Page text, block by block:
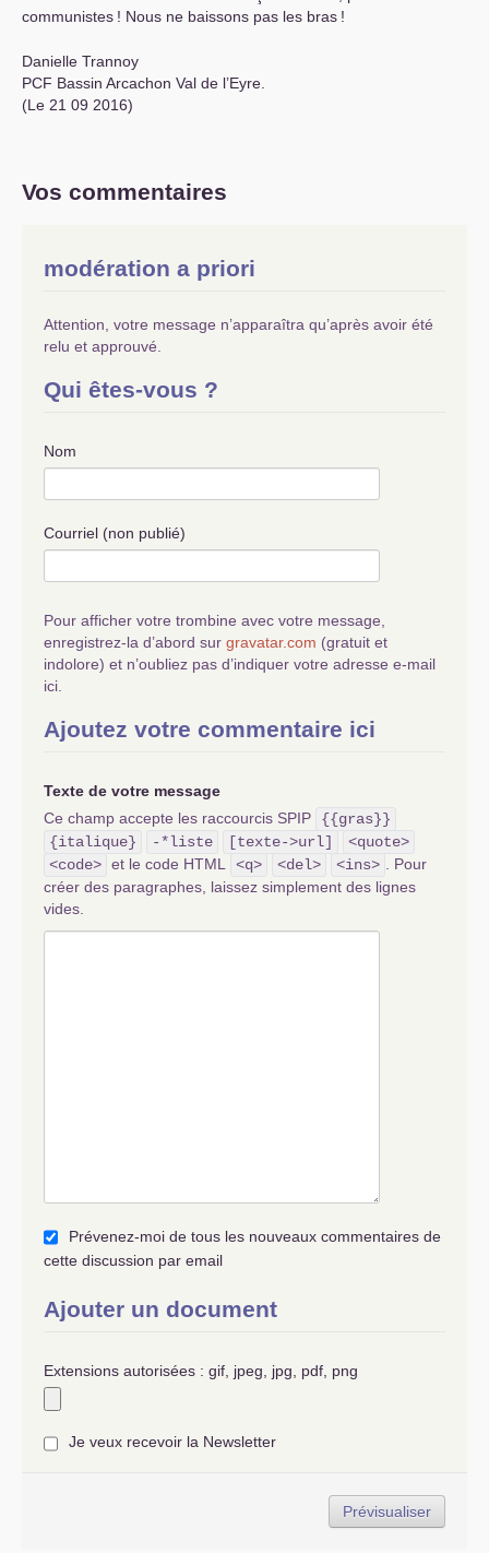
communistes ! Nous ne baissons pas les bras !
Danielle Trannoy
PCF Bassin Arcachon Val de l’Eyre.
(Le 21 09 2016)
Vos commentaires
modération a priori
Attention, votre message n’apparaîtra qu’après avoir été
relu et approuvé.
Qui êtes-vous ?
Nom
Courriel (non publié)
Pour afficher votre trombine avec votre message,
enregistrez-la d’abord sur gravatar.com (gratuit et
indolore) et n’oubliez pas d’indiquer votre adresse e-mail
ici.
Ajoutez votre commentaire ici
Texte de votre message
Ce champ accepte les raccourcis SPIP
{{gras}}
{italique}
-*liste [texte->url]
<quote>
<code> et le code HTML <q> <del> <ins>
. Pour
créer des paragraphes, laissez simplement des lignes
vides.
Prévenez-moi de tous les nouveaux commentaires de
cette discussion par email
Ajouter un document
Extensions autorisées : gif, jpeg, jpg, pdf, png
Je veux recevoir la Newsletter